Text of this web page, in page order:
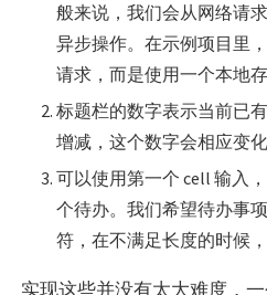
般来说，我们会从网络请
异步操作。在示例项目里
请求，而是使用一个本地
标题栏的数字表示当前已
增减，这个数字会相应变化
可以使用第一个 cell 输入
个待办。我们希望待办事
符，在不满足长度的时候
实现这些并没有太大难度，